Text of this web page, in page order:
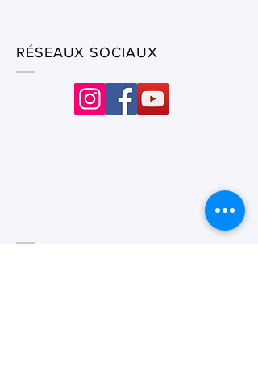
RÉSEAUX SOCIAUX